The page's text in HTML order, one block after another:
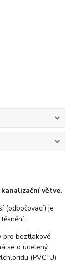
větve.
(odbočovací) je
pro beztlakové
se o ucelený
(PVC-U)